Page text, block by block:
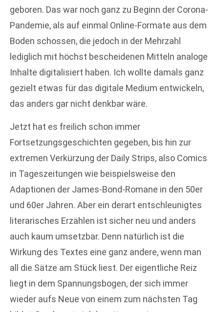
geboren. Das war noch ganz zu Beginn der Corona-
Pandemie, als auf einmal Online-Formate aus dem
Boden schossen, die jedoch in der Mehrzahl
lediglich mit höchst bescheidenen Mitteln analoge
Inhalte digitalisiert haben. Ich wollte damals ganz
gezielt etwas für das digitale Medium entwickeln,
das anders gar nicht denkbar wäre.
Jetzt hat es freilich schon immer
Fortsetzungsgeschichten gegeben, bis hin zur
extremen Verkürzung der Daily Strips, also Comics
in Tageszeitungen wie beispielsweise den
Adaptionen der James-Bond-Romane in den 50er
und 60er Jahren. Aber ein derart entschleunigtes
literarisches Erzählen ist sicher neu und anders
auch kaum umsetzbar. Denn natürlich ist die
Wirkung des Textes eine ganz andere, wenn man
all die Sätze am Stück liest. Der eigentliche Reiz
liegt in dem Spannungsbogen, der sich immer
wieder aufs Neue von einem zum nächsten Tag